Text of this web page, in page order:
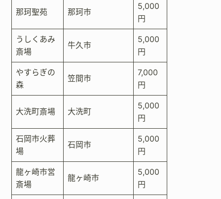
那珂聖苑 那珂市
5,000
円
うしくあみ
斎場
牛久市
5,000
円
やすらぎの
森
笠間市
7,000
円
大洗町斎場 大洗町
5,000
円
石岡市火葬
場
石岡市
5,000
円
龍ヶ崎市営
斎場
龍ヶ崎市
5,000
円